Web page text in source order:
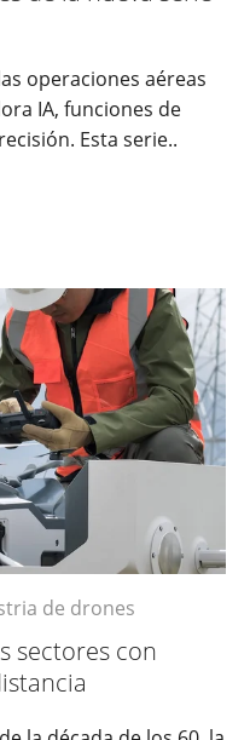
operaciones aéreas
IA, funciones de
Esta serie..
de drones
sectores con